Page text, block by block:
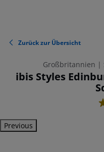
Zurück zur Übersicht
Großbritannien |
ibis Styles
3
Previous